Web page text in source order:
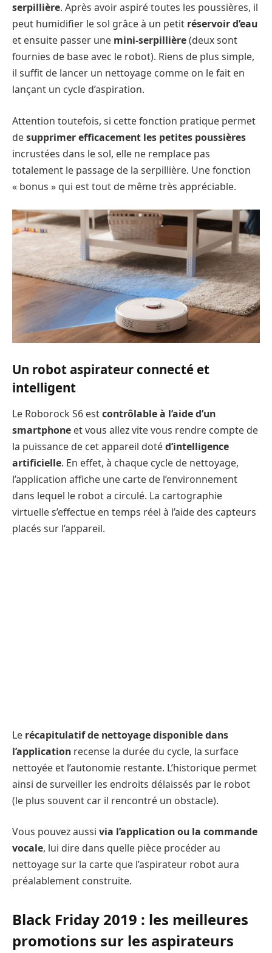
serpillière. Après avoir aspiré toutes les poussières, il
peut humidifier le sol grâce à un petit réservoir d’eau
et ensuite passer une mini-serpillière(deux sont
fournies de base avec le robot). Riens de plus simple,
il suffit de lancer un nettoyage comme on le fait en
lançant un cycle d’aspiration.
Attention toutefois, si cette fonction pratique permet
desupprimer efficacement les petites poussières
incrustées dans le sol, elle ne remplace pas
totalement le passage de la serpillière. Une fonction
« bonus » qui est tout de même très appréciable.
Un robot aspirateur connecté et
intelligent
Le Roborock S6 estcontrôlable à l’aide d’un
smartphone et vous allez vite vous rendre compte de
la puissance de cet appareil dotéd’intelligence
artificielle. En effet, à chaque cycle de nettoyage,
l’application affiche une carte de l’environnement
dans lequel le robot a circulé. La cartographie
virtuelle s’effectue en temps réel à l’aide des capteurs
placés sur l’appareil.
Le récapitulatif de nettoyage disponible dans
l’application recense la durée du cycle, la surface
nettoyée et l’autonomie restante. L’historique permet
ainsi de surveiller les endroits délaissés par le robot
(le plus souvent car il rencontré un obstacle).
Vous pouvez aussi via l’application ou la commande
vocale, lui dire dans quelle pièce procéder au
nettoyage sur la carte que l’aspirateur robot aura
préalablement construite.
Black Friday 2019 : les meilleures
promotions sur les aspirateurs